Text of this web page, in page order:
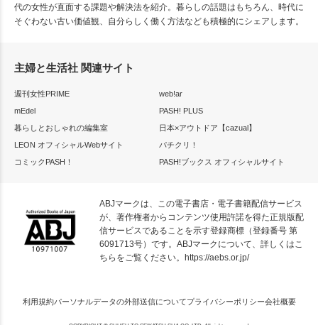
代の女性が直面する課題や解決法を紹介。暮らしの話題はもちろん、時代に
そぐわない古い価値観、自分らしく働く方法なども積極的にシェアします。
主婦と生活社 関連サイト
週刊女性PRIME
web!ar
mEdel
PASH! PLUS
暮らしとおしゃれの編集室
日本×アウトドア【cazual】
LEON オフィシャルWebサイト
パチクリ！
コミックPASH！
PASH!ブックス オフィシャルサイト
ABJマークは、この電子書店・電子書籍配信サービス
が、著作権者からコンテンツ使用許諾を得た正規版配
信サービスであることを示す登録商標（登録番号 第
6091713号）です。ABJマークについて、詳しくはこ
ちらをご覧ください。 https://aebs.or.jp/
利用規約パーソナルデータの外部送信についてプライバシーポリシー会社概要